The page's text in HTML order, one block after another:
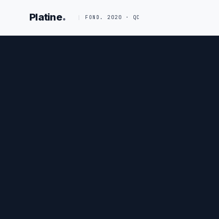
Platine. FOND. 2020 · QC